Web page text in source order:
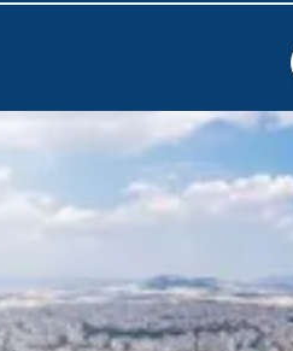
zengin denizcilik
evlerin ve büyüleyici butiklerin
güzelliğine dalın. Ardından,
fısıldadığı Epidaurus'un
yerel halkı ve büyüleyici Yunan
Körfezi macerası, sizi bu eşsiz
deneyimler vaat ediyor.